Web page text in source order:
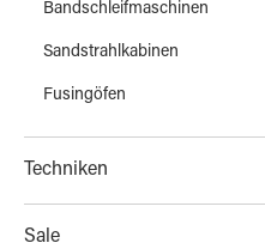
Bandschleifmaschinen
Sandstrahlkabinen
Fusingöfen
Techniken
Sale